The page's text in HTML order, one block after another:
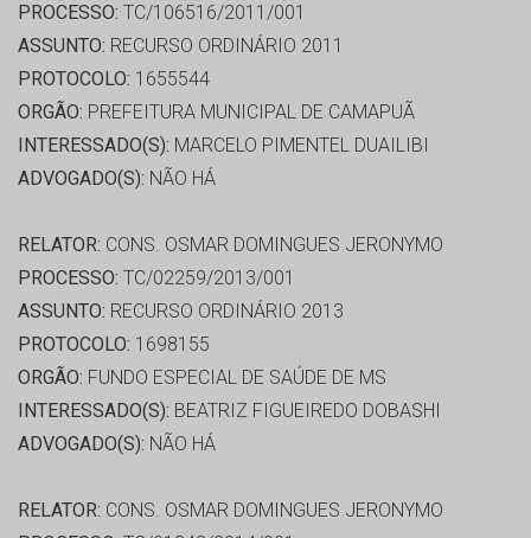
PROCESSO: TC/106516/2011/001
ASSUNTO: RECURSO ORDINÁRIO 2011
PROTOCOLO: 1655544
ORGÃO: PREFEITURA MUNICIPAL DE CAMAPUÃ
INTERESSADO(S): MARCELO PIMENTEL DUAILIBI
ADVOGADO(S): NÃO HÁ
RELATOR: CONS. OSMAR DOMINGUES JERONYMO
PROCESSO: TC/02259/2013/001
ASSUNTO: RECURSO ORDINÁRIO 2013
PROTOCOLO: 1698155
ORGÃO: FUNDO ESPECIAL DE SAÚDE DE MS
INTERESSADO(S): BEATRIZ FIGUEIREDO DOBASHI
ADVOGADO(S): NÃO HÁ
RELATOR: CONS. OSMAR DOMINGUES JERONYMO